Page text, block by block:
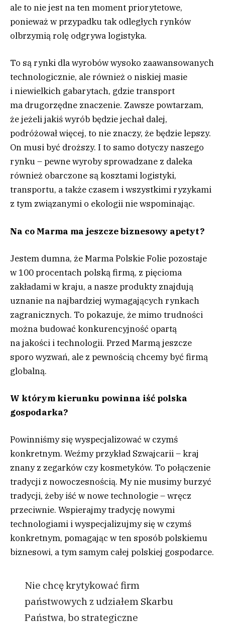
ale to nie jest na ten moment priorytetowe,
ponieważ w przypadku tak odległych rynków
olbrzymią rolę odgrywa logistyka.
To są rynki dla wyrobów wysoko zaawansowanych
technologicznie, ale również o niskiej masie
i niewielkich gabarytach, gdzie transport
ma drugorzędne znaczenie. Zawsze powtarzam,
że jeżeli jakiś wyrób będzie jechał dalej,
podróżował więcej, to nie znaczy, że będzie lepszy.
On musi być droższy. I to samo dotyczy naszego
rynku – pewne wyroby sprowadzane z daleka
również obarczone są kosztami logistyki,
transportu, a także czasem i wszystkimi ryzykami
z tym związanymi o ekologii nie wspominając.
Na co Marma ma jeszcze biznesowy apetyt?
Jestem dumna, że Marma Polskie Folie pozostaje
w 100 procentach polską firmą, z pięcioma
zakładami w kraju, a nasze produkty znajdują
uznanie na najbardziej wymagających rynkach
zagranicznych. To pokazuje, że mimo trudności
można budować konkurencyjność opartą
na jakości i technologii. Przed Marmą jeszcze
sporo wyzwań, ale z pewnością chcemy być firmą
globalną.
W którym kierunku powinna iść polska
gospodarka?
Powinniśmy się wyspecjalizować w czymś
konkretnym. Weźmy przykład Szwajcarii – kraj
znany z zegarków czy kosmetyków. To połączenie
tradycji z nowoczesnością. My nie musimy burzyć
tradycji, żeby iść w nowe technologie – wręcz
przeciwnie. Wspierajmy tradycję nowymi
technologiami i wyspecjalizujmy się w czymś
konkretnym, pomagając w ten sposób polskiemu
biznesowi, a tym samym całej polskiej gospodarce.
Nie chcę krytykować firm
państwowych z udziałem Skarbu
Państwa, bo strategiczne